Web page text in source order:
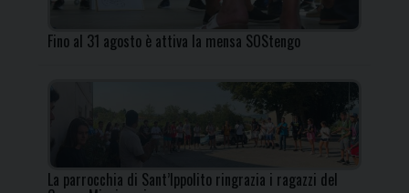
Fino al 31 agosto è attiva la mensa SOStengo
La parrocchia di Sant’Ippolito ringrazia i ragazzi del